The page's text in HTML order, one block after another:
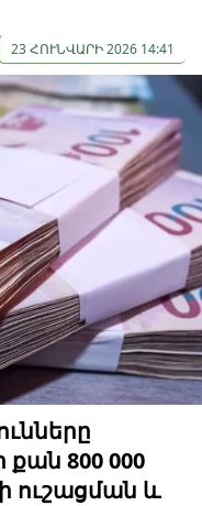
23 ՀՈՒՆՎԱՐԻ 2026 14:41
800 000
և